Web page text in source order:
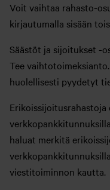
Voit vaihtaa rahasto-
kirjautumalla sisään
Säästöt ja sijoitukset -
Tee
huolellisesti pyydetyt
haluat merkitä
viestitoiminnon kautta.